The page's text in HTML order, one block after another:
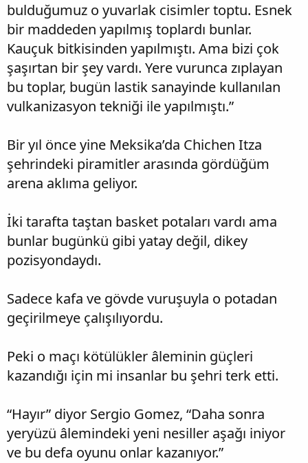
bulduğumuz o yuvarlak cisimler toptu. Esnek
bir maddeden yapılmış toplardı bunlar.
Kauçuk bitkisinden yapılmıştı. Ama bizi çok
şaşırtan bir şey vardı. Yere vurunca zıplayan
bu toplar, bugün lastik sanayinde kullanılan
vulkanizasyon tekniği ile yapılmıştı.”
Bir yıl önce yine Meksika’da Chichen Itza
şehrindeki piramitler arasında gördüğüm
arena aklıma geliyor.
İki tarafta taştan basket potaları vardı ama
bunlar bugünkü gibi yatay değil, dikey
pozisyondaydı.
Sadece kafa ve gövde vuruşuyla o potadan
geçirilmeye çalışılıyordu.
Peki o maçı kötülükler âleminin güçleri
kazandığı için mi insanlar bu şehri terk etti.
“Hayır” diyor Sergio Gomez, “Daha sonra
yeryüzü âlemindeki yeni nesiller aşağı iniyor
ve bu defa oyunu onlar kazanıyor.”